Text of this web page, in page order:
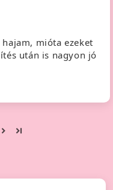
mióta ezeket
után is nagyon jó